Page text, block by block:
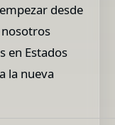
desde
nosotros
en Estados
la nueva